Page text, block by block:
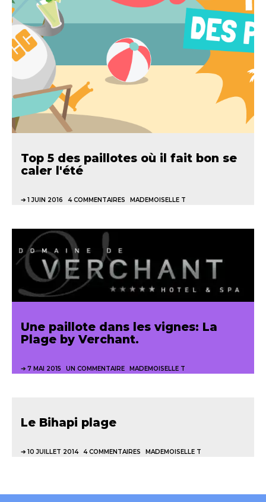
Top 5 des paillotes où il fait bon se
caler l'été
1 JUIN 2016 4 COMMENTAIRES MADEMOISELLE T
Une paillote dans les vignes: La
Plage by Verchant.
7 MAI 2015 UN COMMENTAIRE MADEMOISELLE T
Le Bihapi plage
10 JUILLET 2014 4 COMMENTAIRES MADEMOISELLE T